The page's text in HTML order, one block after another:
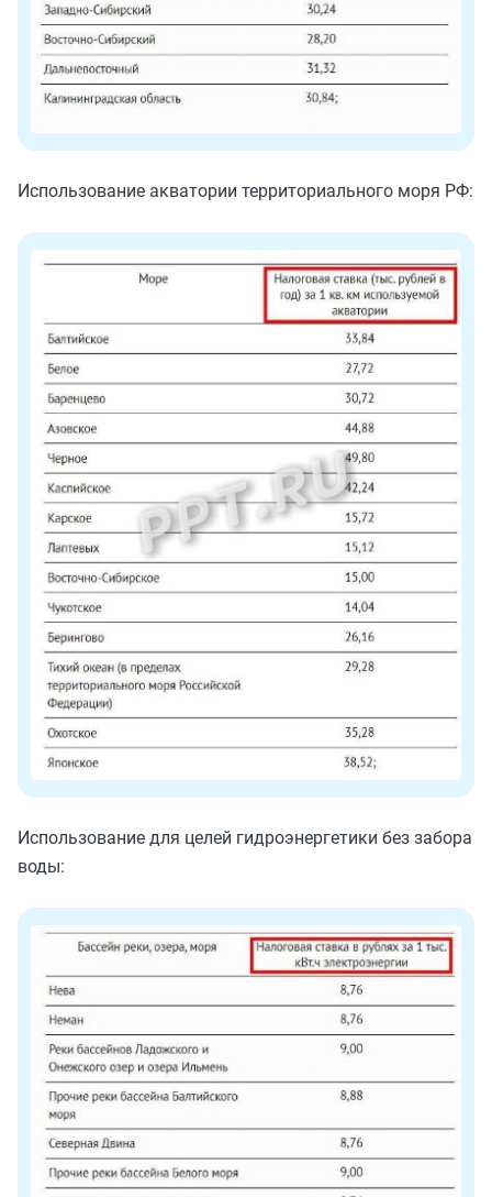
Использование акватории территориального моря РФ:
Использование для целей гидроэнергетики без забора
воды: